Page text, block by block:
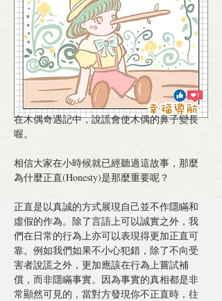
在木偶奇遇記中，說謊會使木偶的鼻子變長
喔。
相信大家在小時候就已經聽過這故事，那麼
為什麼正直(Honesty)是那麼重要呢？
正直是以真誠的方式展現自己並不作隱瞞和
虛假的作為。除了言語上可以誠實之外，我
們在日常的行為上亦可以表現得更加正直可
靠。例如我們如果不小心犯錯，除了不向受
害者說謊之外，更加應該在行為上嘗試補
償，而非隱瞞事實。因為事實的真相都是非
常顯然可見的，當對方發現你不正直時，往